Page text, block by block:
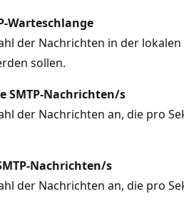
Warteschlange
der Nachrichten in der
sollen.
SMTP-Nachrichten/s
der Nachrichten an, die pro
Nachrichten/s
der Nachrichten an, die pro